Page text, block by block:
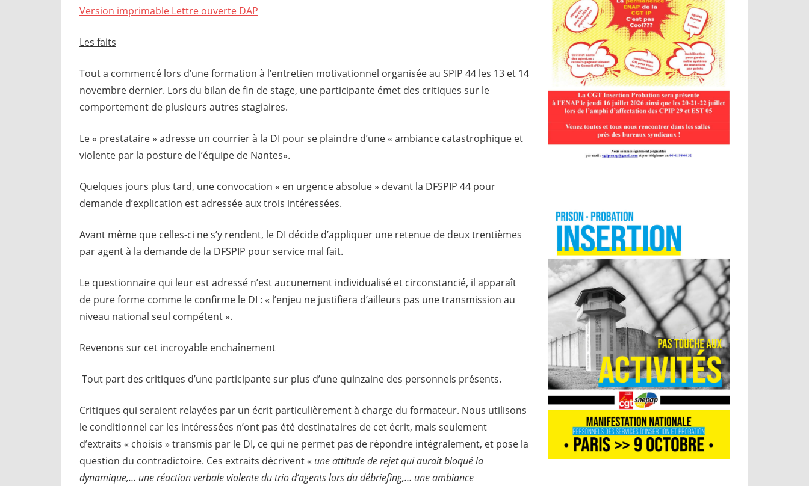
Version imprimable Lettre ouverte DAP
Les faits
Tout a commencé lors d’une formation à l’entretien motivationnel organisée au SPIP 44 les 13 et 14
novembre dernier. Lors du bilan de fin de stage, une participante émet des critiques sur le
comportement de plusieurs autres stagiaires.
Le « prestataire » adresse un courrier à la DI pour se plaindre d’une « ambiance catastrophique et
violente par la posture de l’équipe de Nantes».
Quelques jours plus tard, une convocation « en urgence absolue » devant la DFSPIP 44 pour
demande d’explication est adressée aux trois intéressées.
Avant même que celles-ci ne s’y rendent, le DI décide d’appliquer une retenue de deux trentièmes
par agent à la demande de la DFSPIP pour service mal fait.
Le questionnaire qui leur est adressé n’est aucunement individualisé et circonstancié, il apparaît
de pure forme comme le confirme le DI : « l’enjeu ne justifiera d’ailleurs pas une transmission au
niveau national seul compétent ».
Revenons sur cet incroyable enchaînement
Tout part des critiques d’une participante sur plus d’une quinzaine des personnels présents.
Critiques qui seraient relayées par un écrit particulièrement à charge du formateur. Nous utilisons
le conditionnel car les intéressées n’ont pas été destinataires de cet écrit, mais seulement
d’extraits « choisis » transmis par le DI, ce qui ne permet pas de répondre intégralement, et pose la
question du contradictoire. Ces extraits décrivent « une attitude de rejet qui aurait bloqué la
dynamique,… une réaction verbale violente du trio d’agents lors du débriefing,… une ambiance